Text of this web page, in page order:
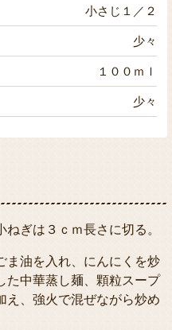
小さじ１／２
少々
１００ｍｌ
少々
ぎは３ｃｍ長さに切る。
ま油を入れ、にんにくを炒
た中華蒸し麺、顆粒スープ
え、強火で混ぜながら炒め